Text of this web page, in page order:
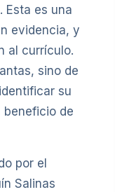
Esta es una
evidencia, y
al currículo.
sino de
su
de
por el
Salinas